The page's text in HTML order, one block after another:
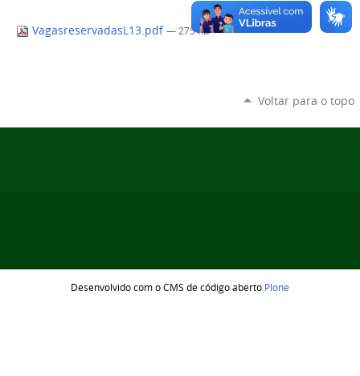
VagasreservadasL13.pdf — 275 KB
Voltar para o topo
Desenvolvido com o CMS de código aberto Plone